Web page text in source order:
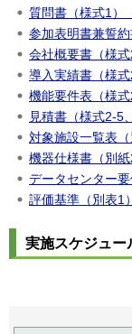
質問書（様式1）
参加表明書兼誓
会社概要書（様式
導入実績書（様式
機能要件表（様式
見積書（様式2-5
対象施設一覧表（
機器仕様書（別紙
データセンター
評価基準（別表1
実施スケジュー